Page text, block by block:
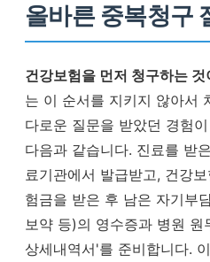
올바른 중복청구
건강보험을 먼저 청구하는
는 이 순서를 지키지 않아서
다로운 질문을 받았던 경험
다음과 같습니다. 진료를 받
료기관에서 발급받고, 건강
험금을 받은 후 남은 자기부
보약 등)의 영수증과 병원
상세내역서'를 준비합니다.